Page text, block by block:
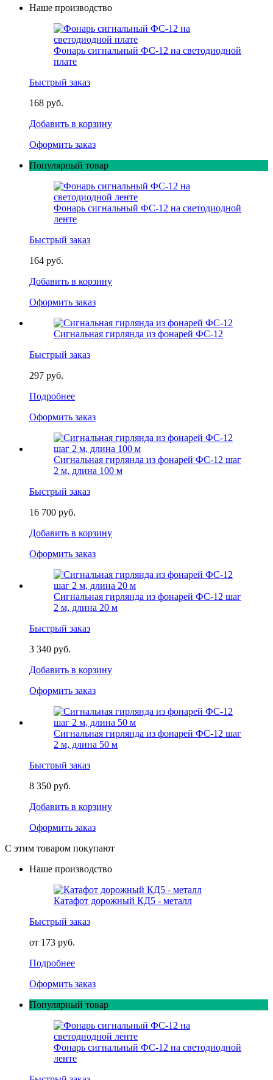
Наше производство
Фонарь сигнальный ФС-12 на светодиодной
плате
Быстрый заказ
168 руб.
Добавить в корзину
Оформить заказ
Популярный товар
Фонарь сигнальный ФС-12 на светодиодной
ленте
Быстрый заказ
164 руб.
Добавить в корзину
Оформить заказ
Сигнальная гирлянда из фонарей ФС-12
Быстрый заказ
297 руб.
Подробнее
Оформить заказ
Сигнальная гирлянда из фонарей ФС-12 шаг
2 м, длина 100 м
Быстрый заказ
16 700 руб.
Добавить в корзину
Оформить заказ
Сигнальная гирлянда из фонарей ФС-12 шаг
2 м, длина 20 м
Быстрый заказ
3 340 руб.
Добавить в корзину
Оформить заказ
Сигнальная гирлянда из фонарей ФС-12 шаг
2 м, длина 50 м
Быстрый заказ
8 350 руб.
Добавить в корзину
Оформить заказ
С этим товаром покупают
Наше производство
Катафот дорожный КД5 - металл
Быстрый заказ
от 173 руб.
Подробнее
Оформить заказ
Популярный товар
Фонарь сигнальный ФС-12 на светодиодной
ленте